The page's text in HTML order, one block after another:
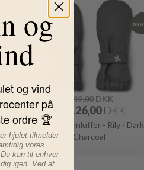
149,00DKK
Nu 126,00 DKK
Wheat Regnluffer - Rily - Dark
Charcoal
og
og vind
på
ordre 🏆
hjulet tilmelder
vores
kan til enhver
igen. Ved at